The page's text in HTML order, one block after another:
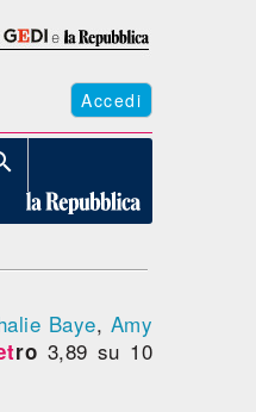
Accedi
Baye, Amy
ro 3,89 su 10